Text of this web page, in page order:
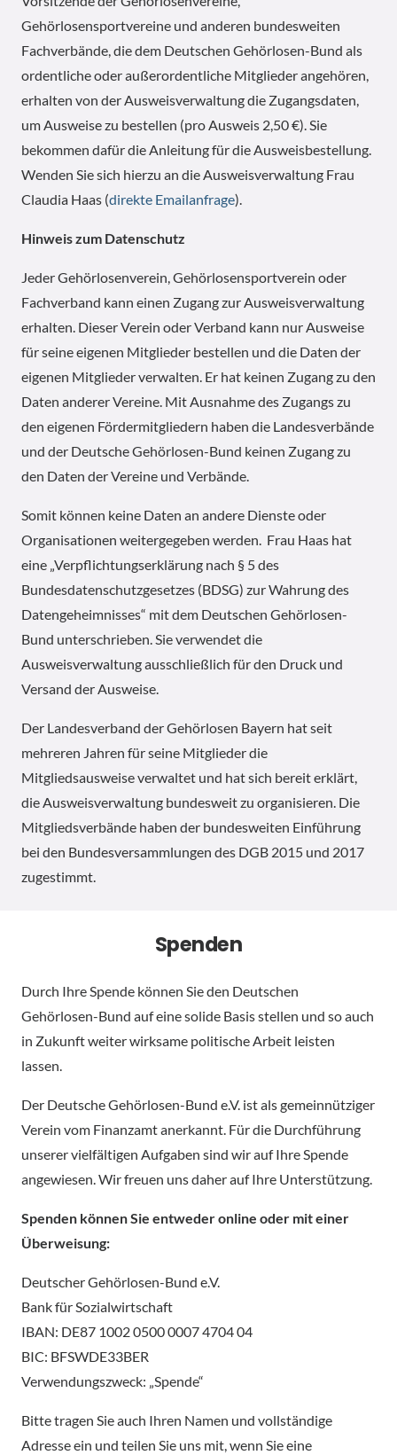
Gehörlosensportvereine und anderen bundesweiten
Fachverbände, die dem Deutschen Gehörlosen-Bund als
ordentliche oder außerordentliche Mitglieder angehören,
erhalten von der Ausweisverwaltung die Zugangsdaten,
um Ausweise zu bestellen (pro Ausweis 2,50 €). Sie
bekommen dafür die Anleitung für die Ausweisbestellung.
Wenden Sie sich hierzu an die Ausweisverwaltung Frau
Claudia Haas (direkte Emailanfrage).
Hinweis zum Datenschutz
Jeder Gehörlosenverein, Gehörlosensportverein oder
Fachverband kann einen Zugang zur Ausweisverwaltung
erhalten. Dieser Verein oder Verband kann nur Ausweise
für seine eigenen Mitglieder bestellen und die Daten der
eigenen Mitglieder verwalten. Er hat keinen Zugang zu den
Daten anderer Vereine. Mit Ausnahme des Zugangs zu
den eigenen Fördermitgliedern haben die Landesverbände
und der Deutsche Gehörlosen-Bund keinen Zugang zu
den Daten der Vereine und Verbände.
Somit können keine Daten an andere Dienste oder
Organisationen weitergegeben werden. Frau Haas hat
eine „Verpflichtungserklärung nach § 5 des
Bundesdatenschutzgesetzes (BDSG) zur Wahrung des
Datengeheimnisses“ mit dem Deutschen Gehörlosen-
Bund unterschrieben. Sie verwendet die
Ausweisverwaltung ausschließlich für den Druck und
Versand der Ausweise.
Der Landesverband der Gehörlosen Bayern hat seit
mehreren Jahren für seine Mitglieder die
Mitgliedsausweise verwaltet und hat sich bereit erklärt,
die Ausweisverwaltung bundesweit zu organisieren. Die
Mitgliedsverbände haben der bundesweiten Einführung
bei den Bundesversammlungen des DGB 2015 und 2017
zugestimmt.
Spenden
Durch Ihre Spende können Sie den Deutschen
Gehörlosen-Bund auf eine solide Basis stellen und so auch
in Zukunft weiter wirksame politische Arbeit leisten
lassen.
Der Deutsche Gehörlosen-Bund e.V. ist als gemeinnütziger
Verein vom Finanzamt anerkannt. Für die Durchführung
unserer vielfältigen Aufgaben sind wir auf Ihre Spende
angewiesen. Wir freuen uns daher auf Ihre Unterstützung.
Spenden können Sie entweder online oder mit einer
Überweisung:
Deutscher Gehörlosen-Bund e.V.
Bank für Sozialwirtschaft
IBAN: DE87 1002 0500 0007 4704 04
BIC: BFSWDE33BER
Verwendungszweck: „Spende“
Bitte tragen Sie auch Ihren Namen und vollständige
Adresse ein und teilen Sie uns mit, wenn Sie eine